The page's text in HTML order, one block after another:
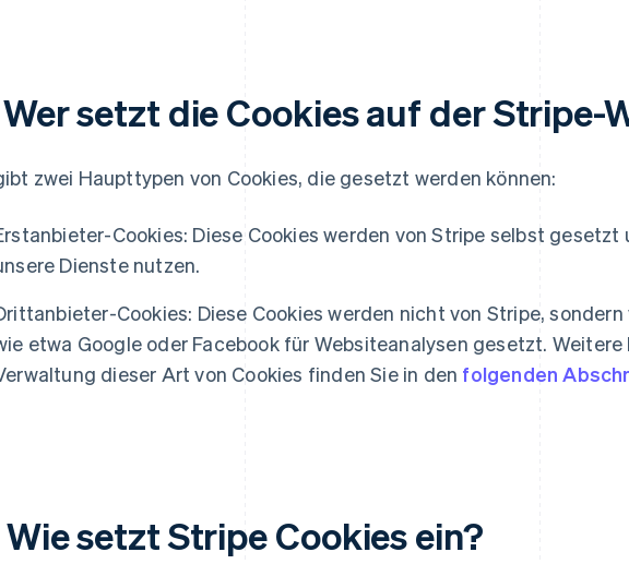
setzt die Cookies auf der Stripe-
zwei Haupttypen von Cookies, die gesetzt werden können:
Cookies: Diese Cookies werden von Stripe selbst gesetzt
Dienste nutzen.
Cookies: Diese Cookies werden nicht von Stripe,
etwa Google oder Facebook für Websiteanalysen gesetzt.
dieser Art von Cookies finden Sie in den folgenden
setzt Stripe Cookies ein?